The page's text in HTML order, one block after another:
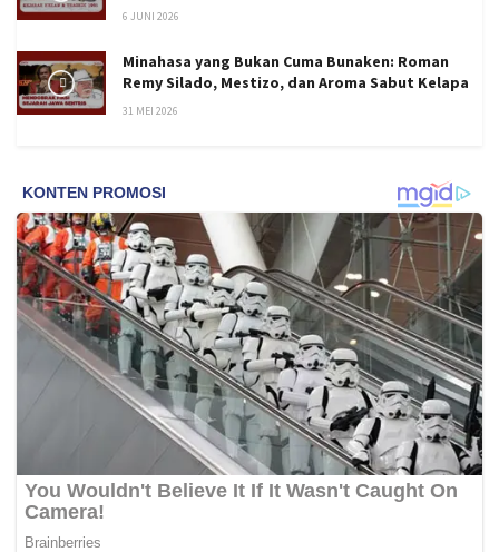
6 JUNI 2026
Minahasa yang Bukan Cuma Bunaken: Roman
Remy Silado, Mestizo, dan Aroma Sabut Kelapa
31 MEI 2026